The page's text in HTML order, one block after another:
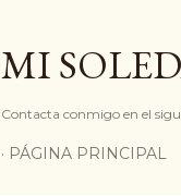
MI
Contacta conmigo en el
PÁGINA PRINCIPAL